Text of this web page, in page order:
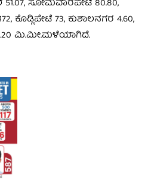
51.07, ಸೋಮವಾರಪೇಟೆ 80.80,
ಕೊಡ್ಲಿಪೇಟೆ 73, ಕುಶಾಲನಗರ 4.60,
ಮಿ.ಮೀ.ಮಳೆಯಾಗಿದೆ.